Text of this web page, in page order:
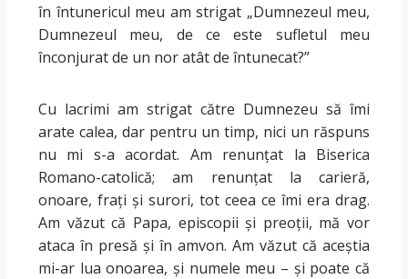
în întunericul meu am strigat „Dumnezeul meu,
Dumnezeul meu, de ce este sufletul meu
înconjurat de un nor atât de întunecat?”
Cu lacrimi am strigat către Dumnezeu să îmi
arate calea, dar pentru un timp, nici un răspuns
nu mi s-a acordat. Am renunțat la Biserica
Romano-catolică; am renunțat la carieră,
onoare, frați și surori, tot ceea ce îmi era drag.
Am văzut că Papa, episcopii și preoții, mă vor
ataca în presă și în amvon. Am văzut că aceștia
mi-ar lua onoarea, și numele meu – și poate că